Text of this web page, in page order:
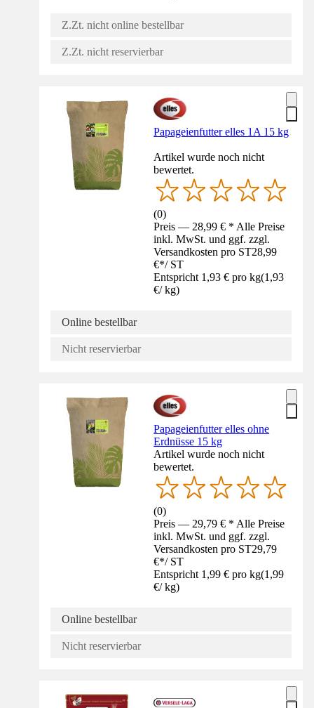
Z.Zt. nicht online bestellbar
Z.Zt. nicht reservierbar
Papageienfutter elles 1A 15 kg
Artikel wurde noch nicht
bewertet.
(0)
Preis — 28,99 € * Alle Preise
inkl. MwSt. und ggf. zzgl.
Versandkosten pro ST28,99
€*/ ST
Entspricht 1,93 € pro kg(1,93
€/ kg)
Online bestellbar
Nicht reservierbar
Papageienfutter elles ohne
Erdnüsse 15 kg
Artikel wurde noch nicht
bewertet.
(0)
Preis — 29,79 € * Alle Preise
inkl. MwSt. und ggf. zzgl.
Versandkosten pro ST29,79
€*/ ST
Entspricht 1,99 € pro kg(1,99
€/ kg)
Online bestellbar
Nicht reservierbar